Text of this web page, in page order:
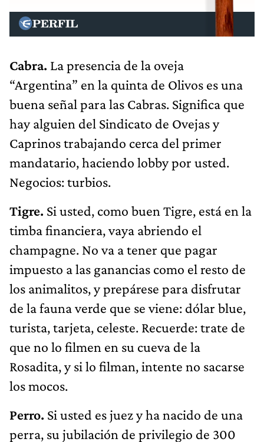
Cabra. La presencia de la oveja
“Argentina” en la quinta de Olivos es una
buena señal para las Cabras. Significa que
hay alguien del Sindicato de Ovejas y
Caprinos trabajando cerca del primer
mandatario, haciendo lobby por usted.
Negocios: turbios.
Tigre. Si usted, como buen Tigre, está en la
timba financiera, vaya abriendo el
champagne. No va a tener que pagar
impuesto a las ganancias como el resto de
los animalitos, y prepárese para disfrutar
de la fauna verde que se viene: dólar blue,
turista, tarjeta, celeste. Recuerde: trate de
que no lo filmen en su cueva de la
Rosadita, y si lo filman, intente no sacarse
los mocos.
Perro. Si usted es juez y ha nacido de una
perra, su jubilación de privilegio de 300